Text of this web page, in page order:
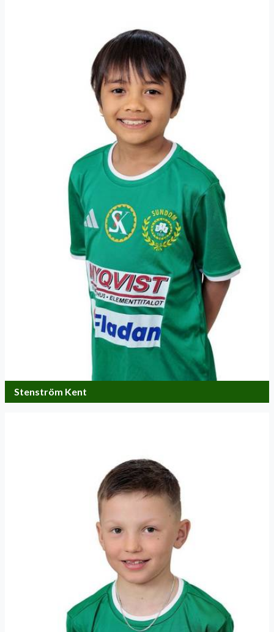
Stenström Kent